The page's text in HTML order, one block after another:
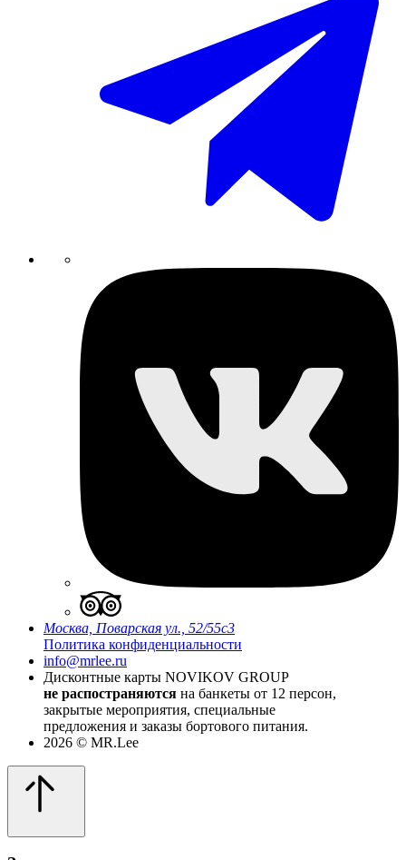
Москва, Поварская ул., 52/55с3
Политика конфиденциальности
info@mrlee.ru
Дисконтные карты NOVIKOV GROUP
не распостраняются на банкеты от 12 персон,
закрытые мероприятия, специальные
предложения и заказы бортового питания.
2026 © MR.Lee